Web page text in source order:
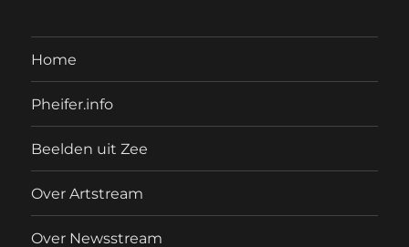
Home
Pheifer.info
Beelden uit Zee
Over Artstream
Over Newsstream